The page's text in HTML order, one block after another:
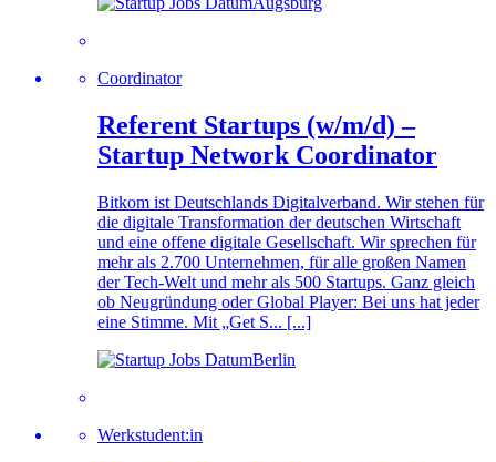
Coordinator
Referent Startups (w/m/d) –
Startup Network Coordinator
Bitkom ist Deutschlands Digitalverband. Wir stehen für
die digitale Transformation der deutschen Wirtschaft
und eine offene digitale Gesellschaft. Wir sprechen für
mehr als 2.700 Unternehmen, für alle großen Namen
der Tech-Welt und mehr als 500 Startups. Ganz gleich
ob Neugründung oder Global Player: Bei uns hat jeder
eine Stimme. Mit „Get S... [...]
Berlin
Werkstudent:in